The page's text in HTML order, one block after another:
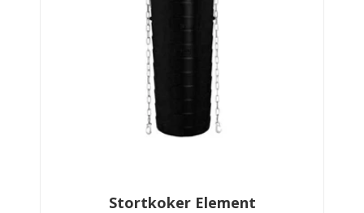
Stortkoker Element